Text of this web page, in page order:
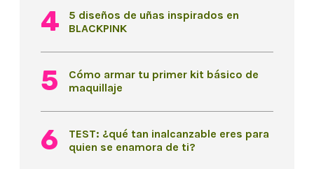
5 diseños de uñas inspirados en
BLACKPINK
Cómo armar tu primer kit básico de
maquillaje
TEST: ¿qué tan inalcanzable eres para
quien se enamora de ti?